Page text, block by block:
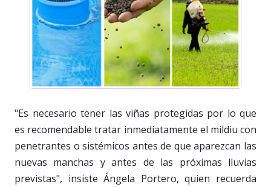
"Es necesario tener las viñas protegidas por lo que
es recomendable tratar inmediatamente el mildiu con
penetrantes o sistémicos antes de que aparezcan las
nuevas manchas y antes de las próximas lluvias
previstas", insiste Ángela Portero, quien recuerda